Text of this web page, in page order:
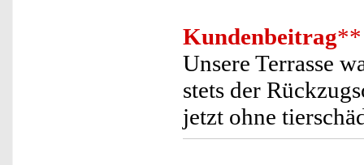
Kundenbeitrag**
Unsere Terrasse
stets der
jetzt ohne